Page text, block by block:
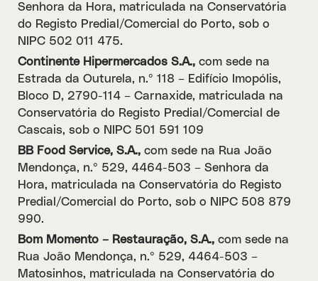
Senhora da Hora, matriculada na Conservatória
do Registo Predial/Comercial do Porto, sob o
NIPC 502 011 475.
Continente Hipermercados S.A., com sede na
Estrada da Outurela, n.º 118 – Edifício Imopólis,
Bloco D, 2790-114 – Carnaxide, matriculada na
Conservatória do Registo Predial/Comercial de
Cascais, sob o NIPC 501 591 109
BB Food Service, S.A., com sede na Rua João
Mendonça, n.º 529, 4464-503 – Senhora da
Hora, matriculada na Conservatória do Registo
Predial/Comercial do Porto, sob o NIPC 508 879
990.
Bom Momento – Restauração, S.A., com sede na
Rua João Mendonça, n.º 529, 4464-503 –
Matosinhos, matriculada na Conservatória do